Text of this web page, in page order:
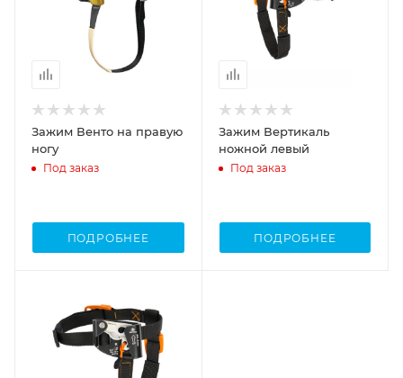
Зажим Венто на правую
ногу
Под заказ
ПОДРОБНЕЕ
Зажим Вертикаль
ножной левый
Под заказ
ПОДРОБНЕЕ